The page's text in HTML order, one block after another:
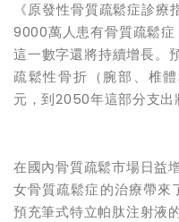
《原發性骨質疏鬆症診
9000萬人患有骨質疏鬆症
這一數字還將持續增長。
疏鬆性骨折（腕部、椎
元，到2050年這部分支出
在國內骨質疏鬆市場日益
女骨質疏鬆症的治療帶來
預充筆式特立帕肽注射液